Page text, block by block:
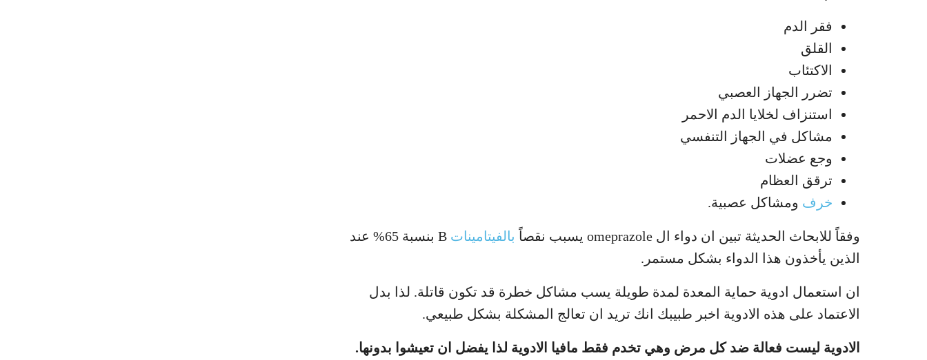
فقر الدم
القلق
الاكتئاب
تضرر الجهاز العصبي
استنزاف لخلايا الدم الاحمر
مشاكل في الجهاز التنفسي
وجع عضلات
ترقق العظام
خرف ومشاكل عصبية.
وفقاً للابحاث الحديثة تبين ان دواء ال omeprazole يسبب نقصاً بالفيتامينات
B بنسبة 65% عند
الذين يأخذون هذا الدواء بشكل مستمر.
ان استعمال ادوية حماية المعدة لمدة طويلة يسب مشاكل خطرة قد تكون قاتلة. لذا بدل
الاعتماد على هذه الادوية اخبر طبيبك انك تريد ان تعالج المشكلة بشكل طبيعي.
الادوية ليست فعالة ضد كل مرض وهي تخدم فقط مافيا الادوية لذا يفضل ان تعيشوا بدونها.